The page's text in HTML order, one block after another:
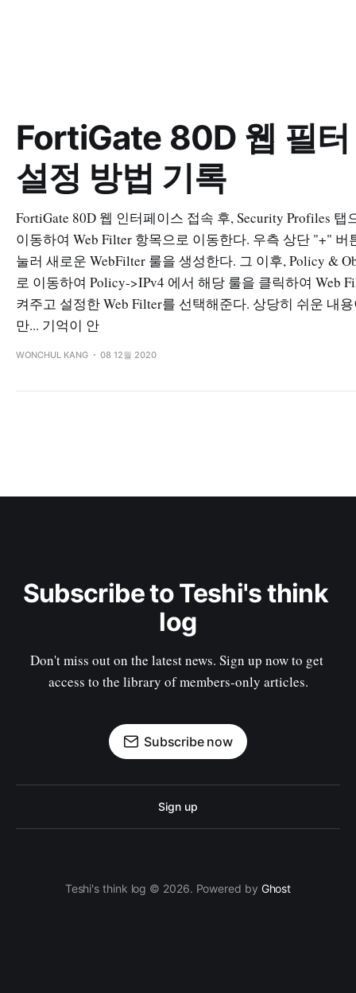
FortiGate 80D 웹 필터
설정 방법 기록
FortiGate 80D 웹 인터페이스 접속 후, Security Profiles 탭
이동하여 Web Filter 항목으로 이동한다. 우측 상단 "+" 버
눌러 새로운 WebFilter 룰을 생성한다. 그 이후, Policy &
로 이동하여 Policy->IPv4 에서 해당 룰을 클릭하여 Web
켜주고 설정한 Web Filter를 선택해준다. 상당히 쉬운 내
만... 기억이 안
WONCHUL KANG 08 12월 2020
Subscribe to Teshi's think
log
Don't miss out on the latest news. Sign up now to get
access to the library of members-only articles.
Subscribe now
Sign up
Teshi's think log © 2026. Powered by Ghost